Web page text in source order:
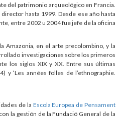
del patrimonio arqueológico en Francia.
hasta 1999. Desde ese año hasta
entre 2002 u 2004 fue jefe de la oficina
Amazonia, en el arte precolombino, y la
investigaciones sobre los primeros
los siglos XIX y XX. Entre sus últimas
y ‘Les années folles de l’ethnographie.
de la Escola Europea de Pensament
la gestión de la Fundació General de la